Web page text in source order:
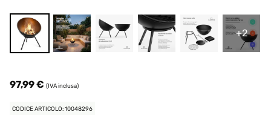
+2
97,99 € (IVA inclusa)
CODICE ARTICOLO: 10048296